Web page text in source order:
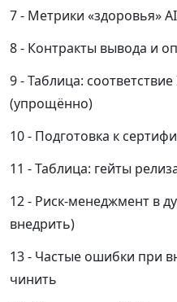
Метрики «здоровья»
Контракты вывода и
Таблица:
(упрощённо)
Подготовка к
Таблица: гейты
Риск-менеджмент в
внедрить)
Частые ошибки при
чинить